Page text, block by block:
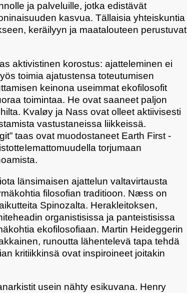
ja palveluille, jotka edistävät
kasvua. Tällaisia yhteiskuntia
keräilyyn ja maatalouteen perustuvat
aktivistinen korostus: ajatteleminen ei
toimia ajatustensa toteutumisen
keinona useimmat ekofilosofit
toimintaa. He ovat saaneet paljon
Kvaløy ja Nass ovat olleet aktiivisesti
vastustaneissa liikkeissä.
taas ovat muodostaneet Earth First -
torjumaan
länsimaisen ajattelun valtavirtausta
filosofian traditioon. Næss on
Spinozalta. Herakleitoksen,
organistisissa ja panteistisissa
ekofilosofiaan. Martin Heideggerin
runoutta lähentelevä tapa tehdä
kritiikkinsä ovat inspiroineet joitakin
usein nähty esikuvana. Henry